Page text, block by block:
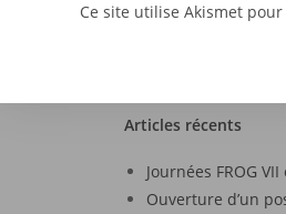
Ce site utilise Akismet
Articles récents
Journées FROG VII
Ouverture d’un